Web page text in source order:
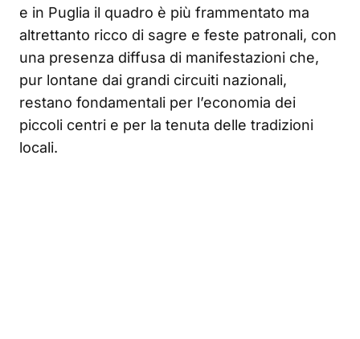
e in Puglia il quadro è più frammentato ma
altrettanto ricco di sagre e feste patronali, con
una presenza diffusa di manifestazioni che,
pur lontane dai grandi circuiti nazionali,
restano fondamentali per l’economia dei
piccoli centri e per la tenuta delle tradizioni
locali.